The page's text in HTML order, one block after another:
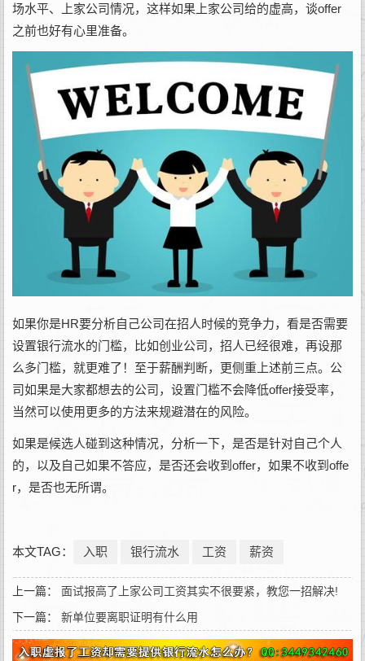
场水平、上家公司情况，这样如果上家公司给的虚高，谈offer
之前也好有心里准备。
如果你是HR要分析自己公司在招人时候的竞争力，看是否需要
设置银行流水的门槛，比如创业公司，招人已经很难，再设那
么多门槛，就更难了！至于薪酬判断，更侧重上述前三点。公
司如果是大家都想去的公司，设置门槛不会降低offer接受率，
当然可以使用更多的方法来规避潜在的风险。
如果是候选人碰到这种情况，分析一下，是否是针对自己个人
的，以及自己如果不答应，是否还会收到offer，如果不收到offe
r，是否也无所谓。
本文TAG： 入职 银行流水 工资 薪资
上一篇： 面试报高了上家公司工资其实不很要紧，教您一招解决!
下一篇： 新单位要离职证明有什么用